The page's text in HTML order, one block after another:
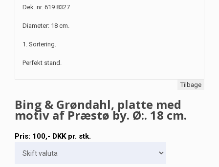
Dek. nr. 619 8327
Diameter: 18 cm.
1. Sortering.
Perfekt stand.
Tilbage
Bing & Grøndahl, platte med
motiv af Præstø by. Ø:. 18 cm.
Pris: 100,- DKKpr. stk.